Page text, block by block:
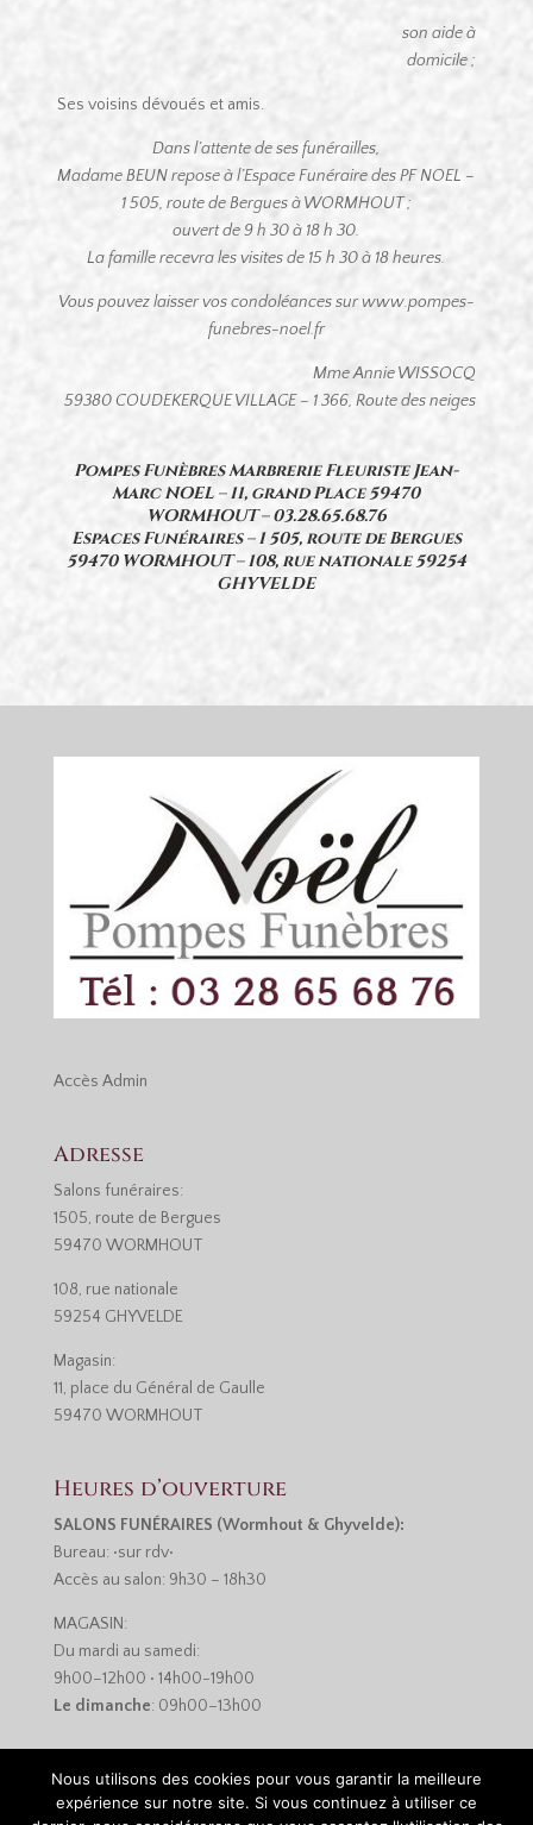
son aide à
domicile ;
Ses voisins dévoués et amis.
Dans l’attente de ses funérailles,
Madame BEUN repose à l’Espace Funéraire des PF NOEL –
1 505, route de Bergues à WORMHOUT ;
ouvert de 9 h 30 à 18 h 30.
La famille recevra les visites de 15 h 30 à 18 heures.
Vous pouvez laisser vos condoléances sur www.pompes-
funebres-noel.fr
Mme Annie WISSOCQ
59380 COUDEKERQUE VILLAGE – 1 366, Route des neiges
Pompes Funèbres Marbrerie Fleuriste Jean-
Marc NOEL – 11, grand Place 59470
WORMHOUT –03.28.65.68.76
Espaces Funéraires – 1 505, route de Bergues
59470 WORMHOUT – 108, rue nationale 59254
GHYVELDE
Accès Admin
Adresse
Salons funéraires:
1505, route de Bergues
59470 WORMHOUT
108, rue nationale
59254 GHYVELDE
Magasin:
11, place du Général de Gaulle
59470 WORMHOUT
Heures d’ouverture
SALONS FUNÉRAIRES (Wormhout & Ghyvelde):
Bureau: •sur rdv•
Accès au salon: 9h30 – 18h30
MAGASIN:
Du mardi au samedi:
9h00–12h00 • 14h00-19h00
Le dimanche: 09h00–13h00
Nous utilisons des cookies pour vous garantir la meilleure
expérience sur notre site. Si vous continuez à utiliser ce